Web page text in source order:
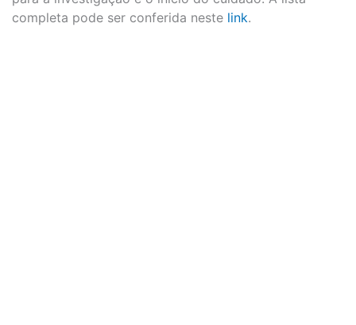
completa pode ser conferida neste link.